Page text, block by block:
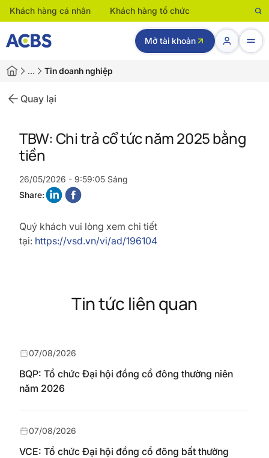
Khách hàng cá nhân Khách hàng tổ chức
Mở tài khoản
… Tin doanh nghiệp
Quay lại
TBW: Chi trả cổ tức năm 2025 bằng
tiền
26/05/2026 - 9:59:05 Sáng
Share:
Quý khách vui lòng xem chi tiết
tại: https://vsd.vn/vi/ad/196104
Tin tức liên quan
BQP: Tổ chức Đại hội đồng cổ đông thường niên
năm 2026
07/08/2026
VCE: Tổ chức Đại hội đồng cổ đông bất thường
07/08/2026